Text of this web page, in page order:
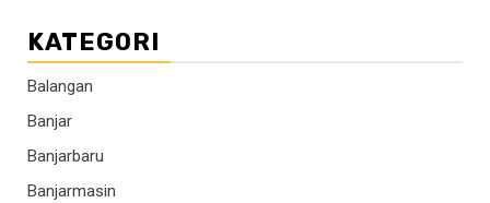
KATEGORI
Balangan
Banjar
Banjarbaru
Banjarmasin